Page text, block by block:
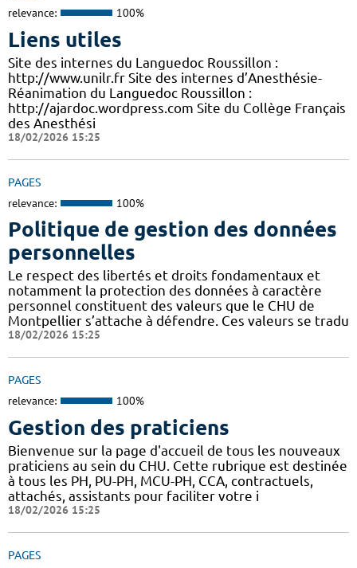
relevance: 100%
Liens utiles
Site des internes du Languedoc Roussillon :
http://www.unilr.fr Site des internes d’Anesthésie-
Réanimation du Languedoc Roussillon :
http://ajardoc.wordpress.com Site du Collège Français
des Anesthési
18/02/2026 15:25
PAGES
relevance: 100%
Politique de gestion des données
personnelles
Le respect des libertés et droits fondamentaux et
notamment la protection des données à caractère
personnel constituent des valeurs que le CHU de
Montpellier s’attache à défendre. Ces valeurs se tradu
18/02/2026 15:25
PAGES
relevance: 100%
Gestion des praticiens
Bienvenue sur la page d'accueil de tous les nouveaux
praticiens au sein du CHU. Cette rubrique est destinée
à tous les PH, PU-PH, MCU-PH, CCA, contractuels,
attachés, assistants pour faciliter votre i
18/02/2026 15:25
PAGES